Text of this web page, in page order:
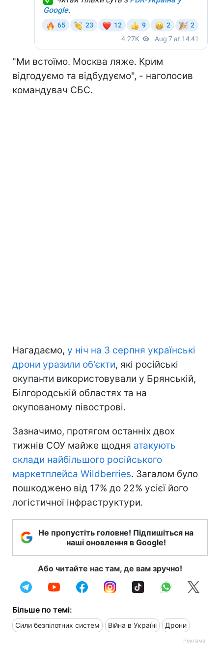
"Ми встоїмо. Москва ляже. Крим
відгодуємо та відбудуємо", - наголосив
командувач СБС.
Нагадаємо, у ніч на 3 серпня українські
дрони уразили об'єкти, які російські
окупанти використовували у Брянській,
Білгородській областях та на
окупованому півострові.
Зазначимо, протягом останніх двох
тижнів СОУ майже щодня атакують
склади найбільшого російського
маркетплейса Wildberries. Загалом було
пошкоджено від 17% до 22% усієї його
логістичної інфраструктури.
Не пропустіть головне! Підпишіться на
наші оновлення в Google!
Або читайте нас там, де вам зручно!
Більше по темі:
Сили безпілотних систем Війна в Україні Дрони